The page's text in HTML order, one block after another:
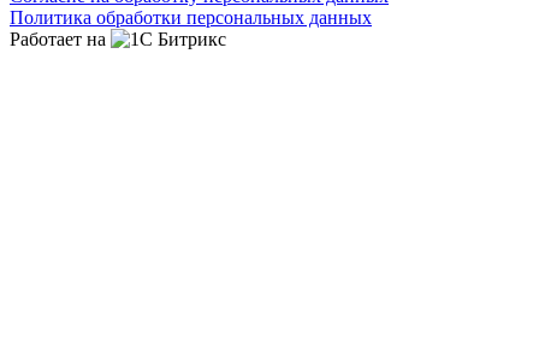
Политика обработки персональных данных
Работает на